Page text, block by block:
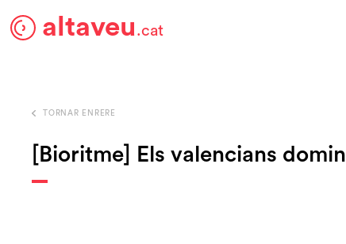
altaveu.cat
TORNAR ENRERE
[Bioritme] Els valencians